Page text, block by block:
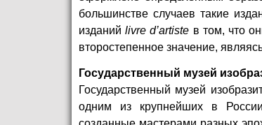
большинстве случаев такие
изданийlivre d’artiste в том, что
второстепенное значение,
Государственный музей
Государственный музей
одним из крупнейших в России